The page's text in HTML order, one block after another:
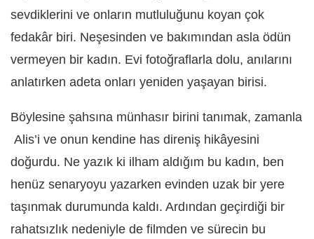
sevdiklerini ve onların mutluluğunu koyan çok
fedakâr biri. Neşesinden ve bakımından asla ödün
vermeyen bir kadın. Evi fotoğraflarla dolu, anılarını
anlatırken adeta onları yeniden yaşayan birisi.
Böylesine şahsına münhasır birini tanımak, zamanla
Alis’i ve onun kendine has direniş hikâyesini
doğurdu. Ne yazık ki ilham aldığım bu kadın, ben
henüz senaryoyu yazarken evinden uzak bir yere
taşınmak durumunda kaldı. Ardından geçirdiği bir
rahatsızlık nedeniyle de filmden ve sürecin bu